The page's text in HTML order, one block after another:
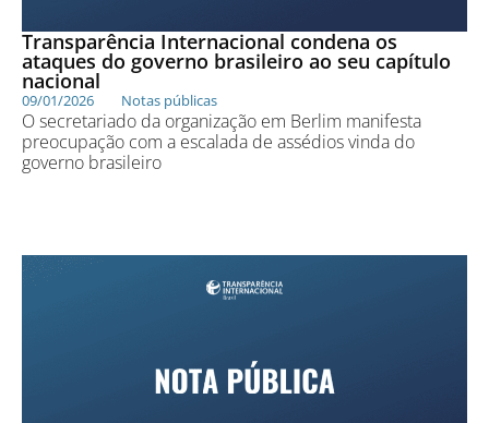
Transparência Internacional condena os
ataques do governo brasileiro ao seu capítulo
nacional
09/01/2026 Notas públicas
O secretariado da organização em Berlim manifesta
preocupação com a escalada de assédios vinda do
governo brasileiro